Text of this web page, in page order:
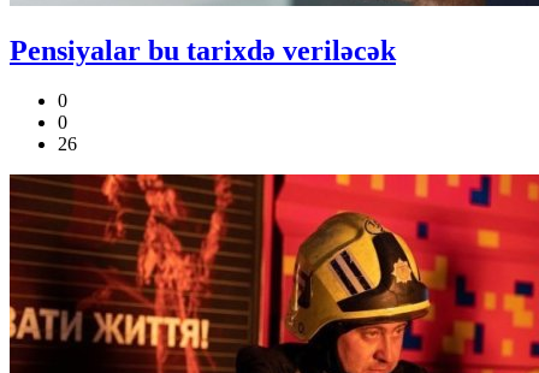
Pensiyalar bu tarixdə veriləcək
0
0
26